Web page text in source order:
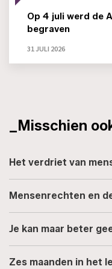
Op 4 juli werd de
begraven
31 JULI 2026
_Misschien
Het verdriet van
Mensenrechten en
Je kan maar beter
Zes maanden in het